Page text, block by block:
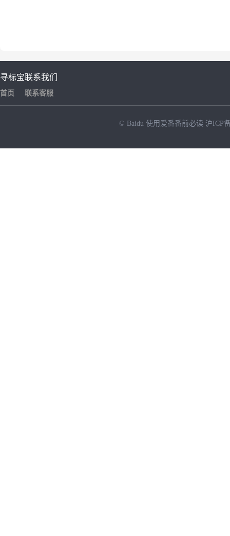
寻标宝
首页
联系我们
联系客服
© Baidu 使用爱番番前必读 沪ICP